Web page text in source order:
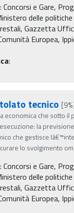
: Concorsi e Gare,
delle
Gazzetta
Europea,
:
tecnico
economica che sotto il
la
che gestisce
lo svolgimento
: Concorsi e Gare,
delle
Gazzetta
Europea,